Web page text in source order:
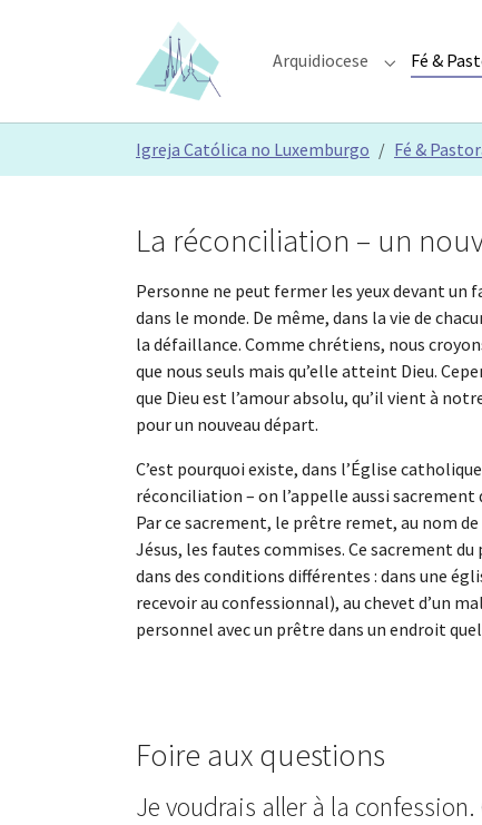
Arquidiocese Submenu
Fé &
Igreja Católica no Luxemburgo Fé &
La réconciliation – un
Personne ne peut fermer les yeux devant un
dans le monde. De même, dans la vie de
la défaillance. Comme chrétiens, nous
que nous seuls mais qu’elle atteint Dieu.
que Dieu est l’amour absolu, qu’il vient à
pour un nouveau départ.
C’est pourquoi existe, dans l’Église
réconciliation – on l’appelle aussi sacrement
Par ce sacrement, le prêtre remet, au nom
Jésus, les fautes commises. Ce sacrement
dans des conditions différentes : dans une
recevoir au confessionnal), au chevet d’un
personnel avec un prêtre dans un endroit
Foire aux questions
Je voudrais aller à la